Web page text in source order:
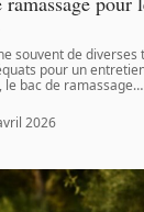
souvent de diverses
pour un
bac de ramassage…
2026